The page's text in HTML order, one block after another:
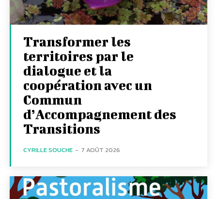
Transformer les
territoires par le
dialogue et la
coopération avec un
Commun
d’Accompagnement des
Transitions
CYRILLE SOUCHE - 7 AOÛT 2026